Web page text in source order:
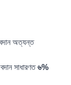
অত্যন্ত
সাধারণত৬%